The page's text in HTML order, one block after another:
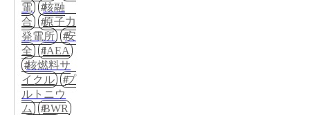
電
核融
合
原子力
発電所
安
全
IAEA
核燃料サ
イクル
プ
ルトニウ
ム
BWR